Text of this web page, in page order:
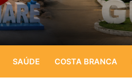
SAÚDE COSTA BRANCA